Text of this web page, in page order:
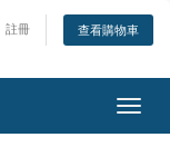
註冊 查看購物車
切
換